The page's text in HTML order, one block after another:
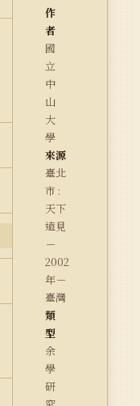
作
者
國
立
中
山
大
學
來源
臺北
市 :
天下
遠見
－
2002
年－
臺灣
類
型
余
學
研